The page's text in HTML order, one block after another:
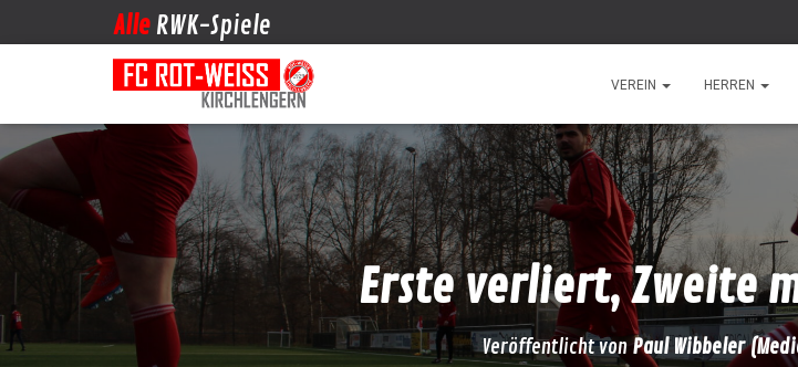
Alle RWK-Spiele
VEREIN HERREN
Erste verliert, Zweite
Veröffentlicht von Paul Wibbeler